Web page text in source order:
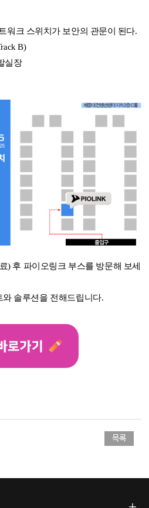
워크 스위치가 보안의 관문이 된다.
B)
실장
) 후 파이오링크 부스를 방문해 보세
솔루션을 전해드립니다.
목록